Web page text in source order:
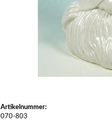
Artikelnummer:
070-803